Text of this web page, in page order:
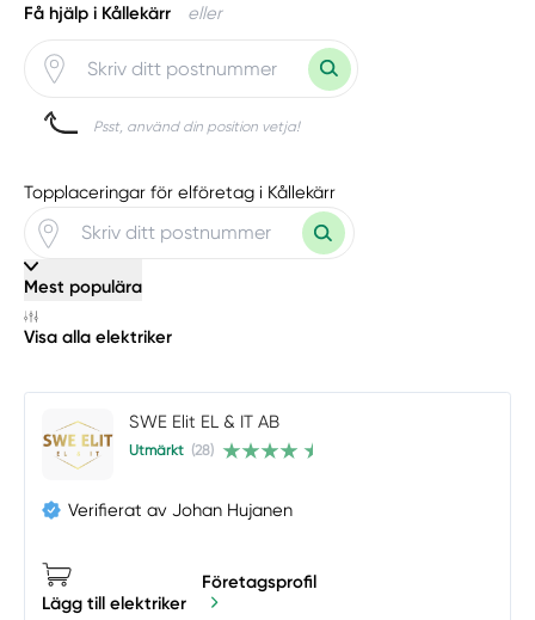
Få hjälp i Kållekärr eller
Psst, använd din position vetja!
Topplaceringar för elföretag i Kållekärr
Mest populära
Visa alla elektriker
SWE Elit EL & IT AB
Utmärkt (28)
Verifierat av Johan Hujanen
Lägg till elektriker
Företagsprofil